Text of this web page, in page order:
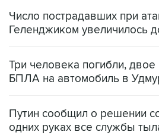
Число пострадавших при
Геленджиком увеличилось
Три человека погибли,
БПЛА на автомобиль в
Путин сообщил о решении
одних руках все службы